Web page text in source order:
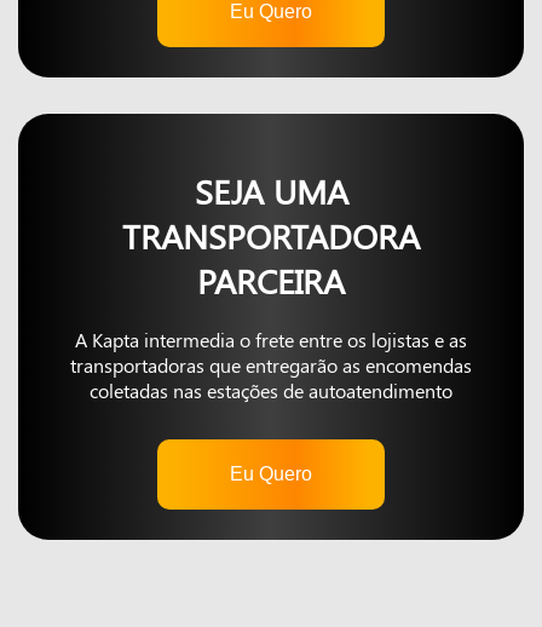
Eu Quero
SEJA UMA
TRANSPORTADORA
PARCEIRA
A Kapta intermedia o frete entre os lojistas e as
transportadoras que entregarão as encomendas
coletadas nas estações de autoatendimento
Eu Quero